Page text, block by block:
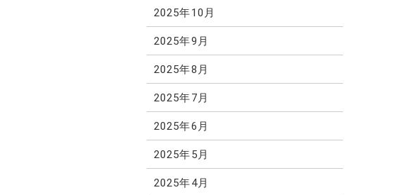
2025年10月
2025年9月
2025年8月
2025年7月
2025年6月
2025年5月
2025年4月